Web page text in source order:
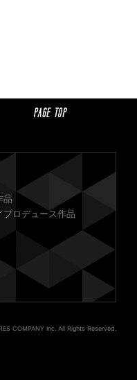
品
ロデュース作品
COMPANY Inc. All Rights Reserved.